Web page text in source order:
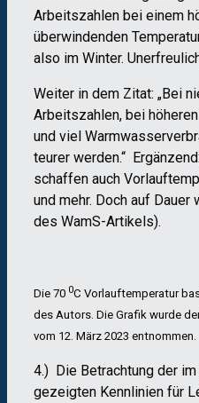
Arbeitszahlen bei einem
überwindenden
also im Winter.
Weiter in dem Zitat: „Bei
Arbeitszahlen, bei
und viel
teurer werden.“
schaffen auch
und mehr. Doch auf Dauer
des WamS-Artikels).
Die 70 0C Vorlauftemperatur
des Autors. Die Grafik wurde
vom 12. März 2023 entnommen.
4.) Die Betrachtung der
gezeigten Kennlinien für